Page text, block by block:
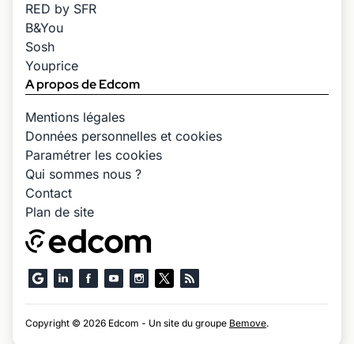
RED by SFR
B&You
Sosh
Youprice
A propos de Edcom
Mentions légales
Données personnelles et cookies
Paramétrer les cookies
Qui sommes nous ?
Contact
Plan de site
Copyright © 2026 Edcom - Un site du groupe Bemove.